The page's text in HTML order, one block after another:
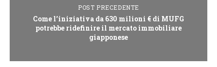
POST PRECEDENTE
Come l’iniziativa da 630 milioni € di MUFG
potrebbe ridefinire il mercato immobiliare
giapponese